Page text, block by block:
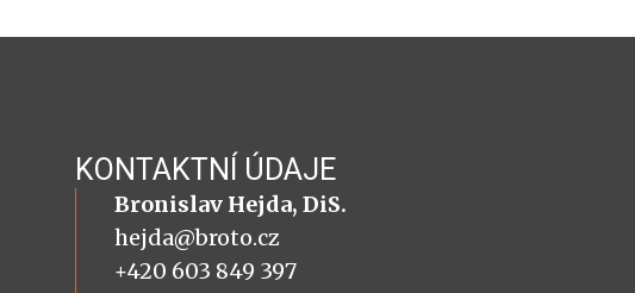
KONTAKTNÍ ÚDAJE
Bronislav Hejda, DiS.
hejda@broto.cz
+420 603 849 397